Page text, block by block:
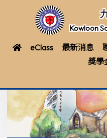
Kowloon
eClass 最新消息
獎學